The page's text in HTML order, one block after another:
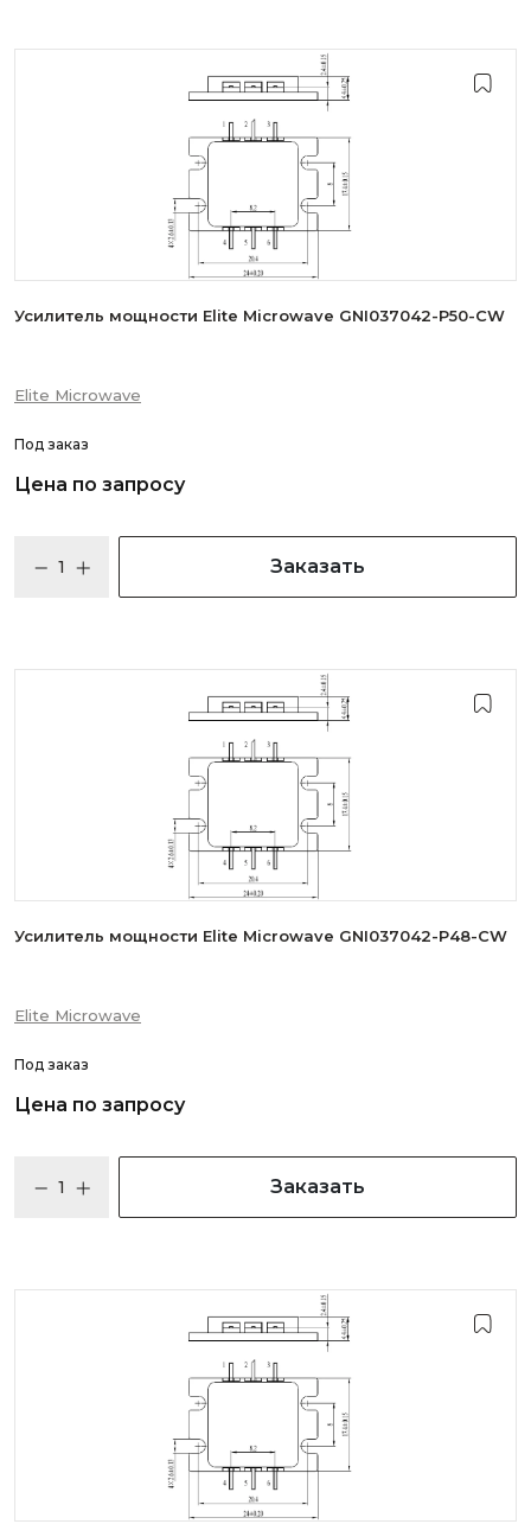
Усилитель мощности Elite Microwave GNI037042-P50-CW
Elite Microwave
Под заказ
Цена по запросу
Заказать
Усилитель мощности Elite Microwave GNI037042-P48-CW
Elite Microwave
Под заказ
Цена по запросу
Заказать